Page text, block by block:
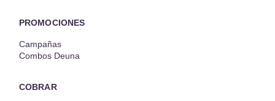
PROMOCIONES
Campañas
Combos Deuna
COBRAR